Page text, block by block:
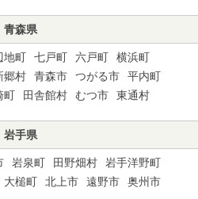
青森県
地町 七戸町 六戸町
横浜町
郷村 青森市 つがる市
平内町
町 田舎館村 むつ市 東通村
岩手県
岩泉町 田野畑村
岩手洋野町
大槌町 北上市 遠野市
奥州市